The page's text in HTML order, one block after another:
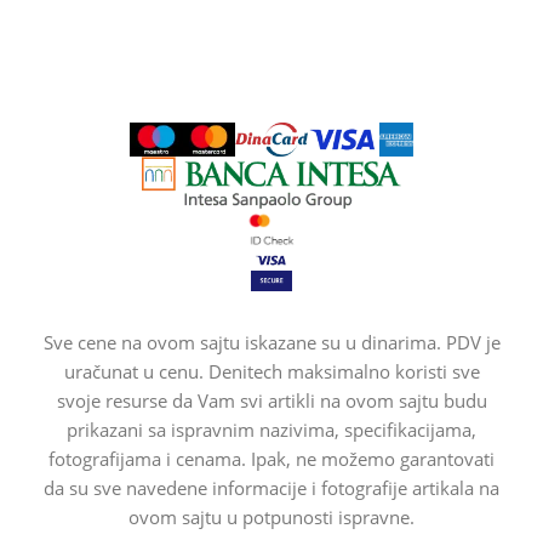
Sve cene na ovom sajtu iskazane su u dinarima. PDV je
uračunat u cenu. Denitech maksimalno koristi sve
svoje resurse da Vam svi artikli na ovom sajtu budu
prikazani sa ispravnim nazivima, specifikacijama,
fotografijama i cenama. Ipak, ne možemo garantovati
da su sve navedene informacije i fotografije artikala na
ovom sajtu u potpunosti ispravne.